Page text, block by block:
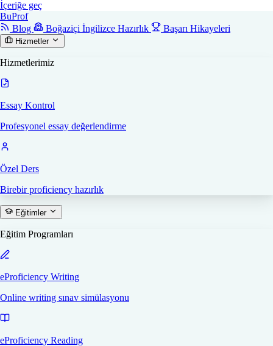
İçeriğe geç
BuProf
Blog
Boğaziçi İngilizce Hazırlık Başarı Hikayeleri
Hizmetler
Hizmetlerimiz
Essay Kontrol
Profesyonel essay değerlendirme
Özel Ders
Birebir proficiency hazırlık
Eğitimler
Eğitim Programları
eProficiency Writing
Online writing sınav simülasyonu
eProficiency Reading